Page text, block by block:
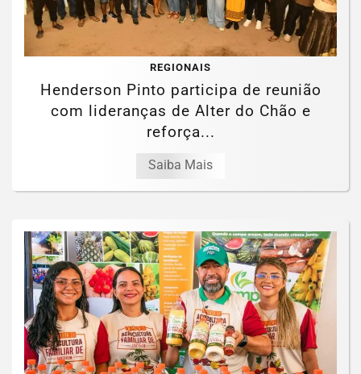
REGIONAIS
Henderson Pinto participa de reunião
com lideranças de Alter do Chão e
reforça...
Saiba Mais